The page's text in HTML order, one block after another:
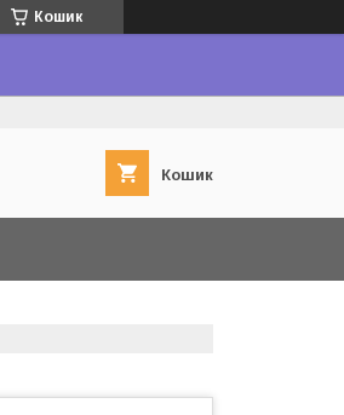
Кошик
Кошик